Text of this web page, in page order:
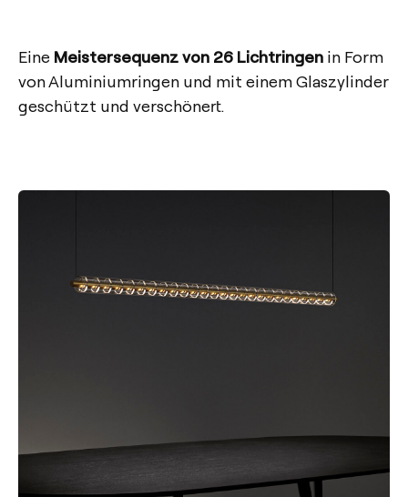
Eine Meistersequenz von 26 Lichtringen in Form
von Aluminiumringen und mit einem Glaszylinder
geschützt und verschönert.